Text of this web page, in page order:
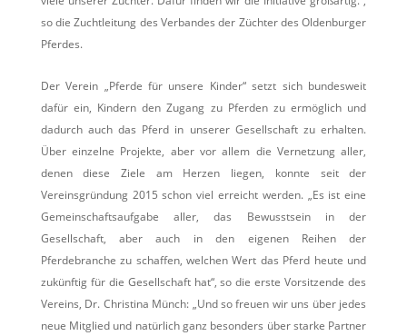
so die Zuchtleitung des Verbandes der Züchter des Oldenburger
Pferdes.
Der Verein „Pferde für unsere Kinder“ setzt sich bundesweit
dafür ein, Kindern den Zugang zu Pferden zu ermöglich und
dadurch auch das Pferd in unserer Gesellschaft zu erhalten.
Über einzelne Projekte, aber vor allem die Vernetzung aller,
denen diese Ziele am Herzen liegen, konnte seit der
Vereinsgründung 2015 schon viel erreicht werden. „Es ist eine
Gemeinschaftsaufgabe aller, das Bewusstsein in der
Gesellschaft, aber auch in den eigenen Reihen der
Pferdebranche zu schaffen, welchen Wert das Pferd heute und
zukünftig für die Gesellschaft hat“, so die erste Vorsitzende des
Vereins, Dr. Christina Münch: „Und so freuen wir uns über jedes
neue Mitglied und natürlich ganz besonders über starke Partner